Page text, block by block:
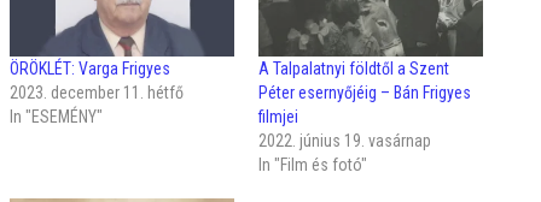
ÖRÖKLÉT: Varga Frigyes
2023. december 11. hétfő
In "ESEMÉNY"
A Talpalatnyi földtől a Szent
Péter esernyőjéig – Bán Frigyes
filmjei
2022. június 19. vasárnap
In "Film és fotó"